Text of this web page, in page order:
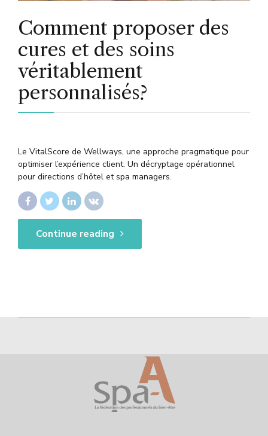
Comment proposer des
cures et des soins
véritablement
personnalisés?
Le VitalScore de Wellways, une approche pragmatique pour
optimiser l’expérience client. Un décryptage opérationnel
pour directions d’hôtel et spa managers.
Continue reading